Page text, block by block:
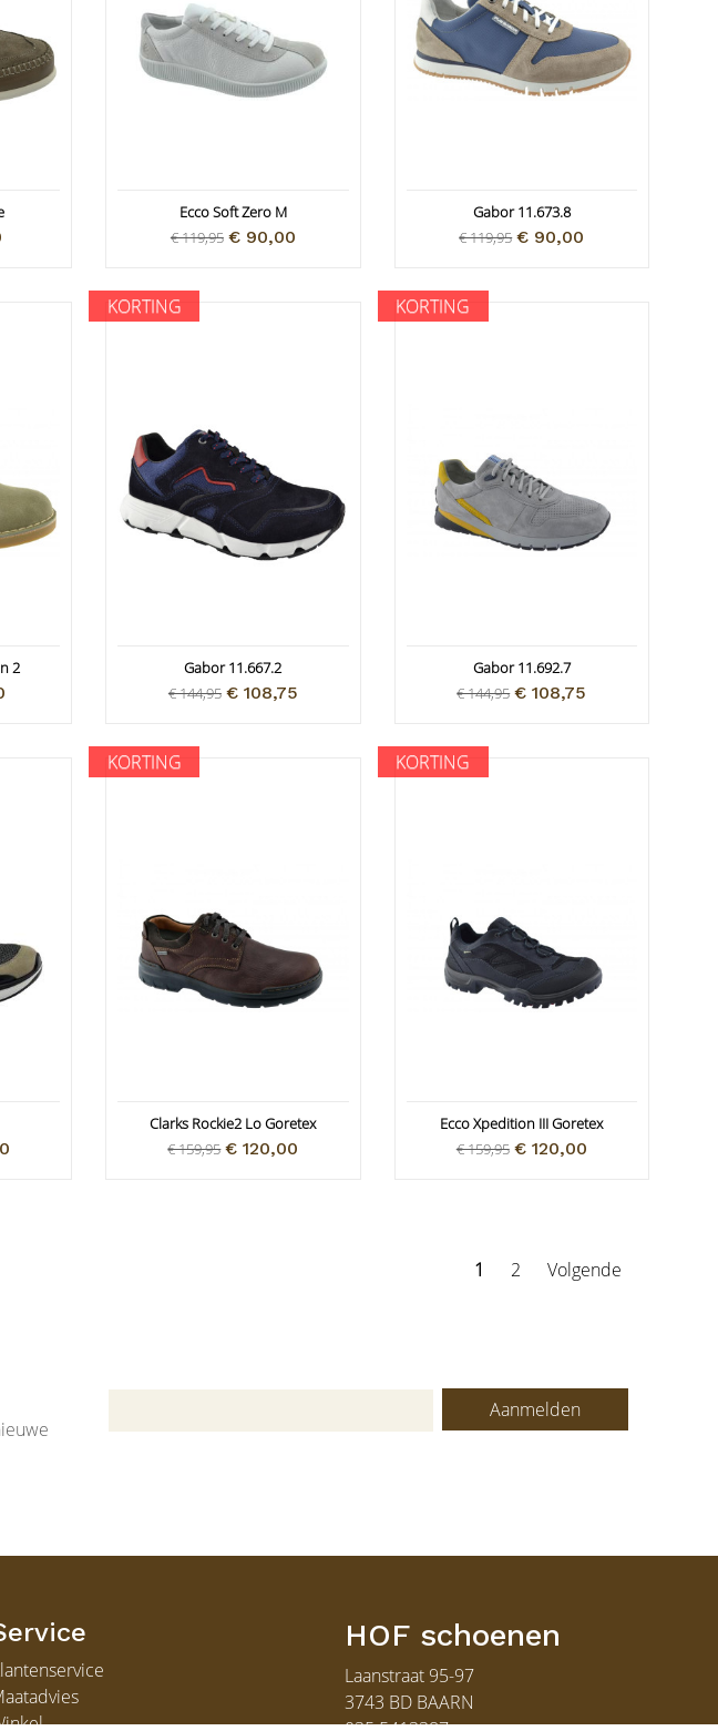
Ecco Soft Zero M
€ 119,95 € 90,00
Gabor 11.673.8
€ 119,95 € 90,00
2
KORTING
Gabor 11.667.2
€ 144,95 € 108,75
KORTING
Gabor 11.692.7
€ 144,95 € 108,75
KORTING
Clarks Rockie2 Lo Goretex
€ 159,95 € 120,00
KORTING
Ecco Xpedition III Goretex
€ 159,95 € 120,00
1
2 Volgende
Aanmelden
HOF schoenen
Laanstraat 95-97
3743 BD BAARN